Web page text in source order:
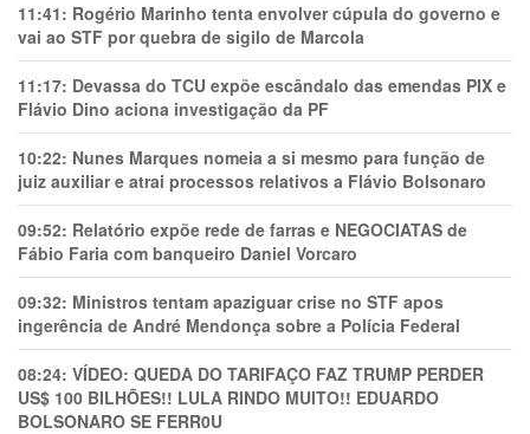
11:41: Rogério Marinho tenta envolver cúpula do governo e
vai ao STF por quebra de sigilo de Marcola
11:17: Devassa do TCU expõe escândalo das emendas PIX e
Flávio Dino aciona investigação da PF
10:22: Nunes Marques nomeia a si mesmo para função de
juiz auxiliar e atrai processos relativos a Flávio Bolsonaro
09:52: Relatório expõe rede de farras e NEGOCIATAS de
Fábio Faria com banqueiro Daniel Vorcaro
09:32: Ministros tentam apaziguar crise no STF apos
ingerência de André Mendonça sobre a Polícia Federal
08:24: VÍDEO: QUEDA DO TARIFAÇO FAZ TRUMP PERDER
US$ 100 BILHÕES!! LULA RINDO MUITO!! EDUARDO
BOLSONARO SE FERR0U